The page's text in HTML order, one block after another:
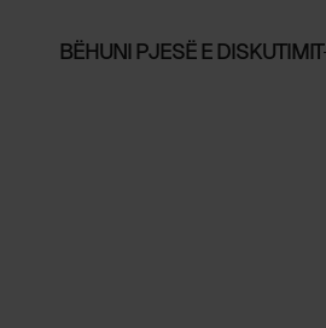
BËHUNI PJESË E DISKUTIMIT